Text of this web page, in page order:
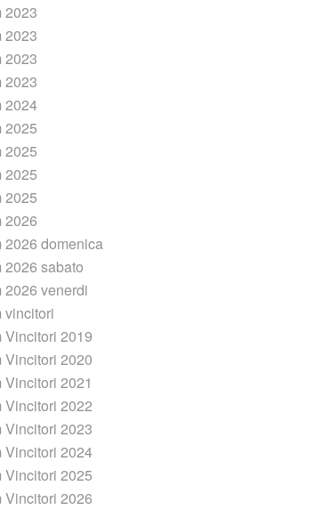
2023
2023
2023
2023
2024
2025
2025
2025
2025
2026
2026 domenica
2026 sabato
2026 venerdi
vincitori
Vincitori 2019
Vincitori 2020
Vincitori 2021
Vincitori 2022
Vincitori 2023
Vincitori 2024
Vincitori 2025
Vincitori 2026